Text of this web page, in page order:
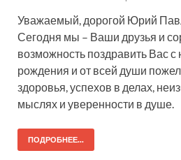
Уважаемый, дорогой Юрий
Сегодня мы – Ваши друзья и
возможность поздравить Вас
рождения и от всей души
здоровья, успехов в делах,
мыслях и уверенности в душе.
ПОДРОБНЕЕ...